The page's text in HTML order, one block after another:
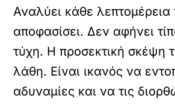
Αναλύει κάθε λεπτομέρεια
αποφασίσει. Δεν αφήνει
τύχη. Η προσεκτική σκέψη
λάθη. Είναι ικανός να
αδυναμίες και να τις